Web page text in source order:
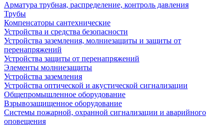
Арматура трубная, распределение, контроль давления
Трубы
Компенсаторы сантехнические
Устройства и средства безопасности
Устройства заземления, молниезащиты и защиты от
перенапряжений
Устройства защиты от перенапряжений
Элементы молниезащиты
Устройства заземления
Устройства оптической и акустической сигнализации
Общепромышленное оборудование
Взрывозащищенное оборудование
Системы пожарной, охранной сигнализации и аварийного
оповещения